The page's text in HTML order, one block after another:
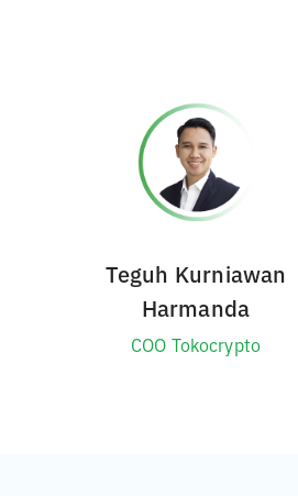
Teguh Kurniawan
Harmanda
COO Tokocrypto